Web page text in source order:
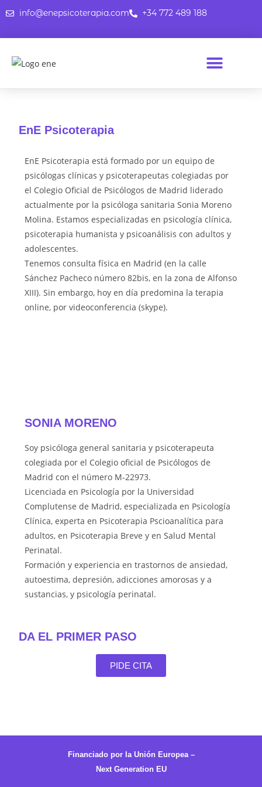
info@enepsicoterapia.com +34 772 489 188
EnE Psicoterapia
EnE Psicoterapia está formado por un equipo de
psicólogas clínicas y psicoterapeutas colegiadas por
el Colegio Oficial de Psicólogos de Madrid liderado
actualmente por la psicóloga sanitaria Sonia Moreno
Molina. Estamos especializadas en psicología clínica,
psicoterapia humanista y psicoanálisis con adultos y
adolescentes.
Tenemos consulta física en Madrid (en la calle
Sánchez Pacheco número 82bis, en la zona de Alfonso
XIII). Sin embargo, hoy en día predomina la terapia
online, por videoconferencia (skype).
SONIA MORENO
Soy psicóloga general sanitaria y psicoterapeuta
colegiada por el Colegio oficial de Psicólogos de
Madrid con el número M-22973.
Licenciada en Psicología por la Universidad
Complutense de Madrid, especializada en Psicología
Clínica, experta en Psicoterapia Pscioanalítica para
adultos, en Psicoterapia Breve y en Salud Mental
Perinatal.
Formación y experiencia en trastornos de ansiedad,
autoestima, depresión, adicciones amorosas y a
sustancias, y psicología perinatal.
DA EL PRIMER PASO
PIDE CITA
Financiado por la Unión Europea –
Next Generation EU